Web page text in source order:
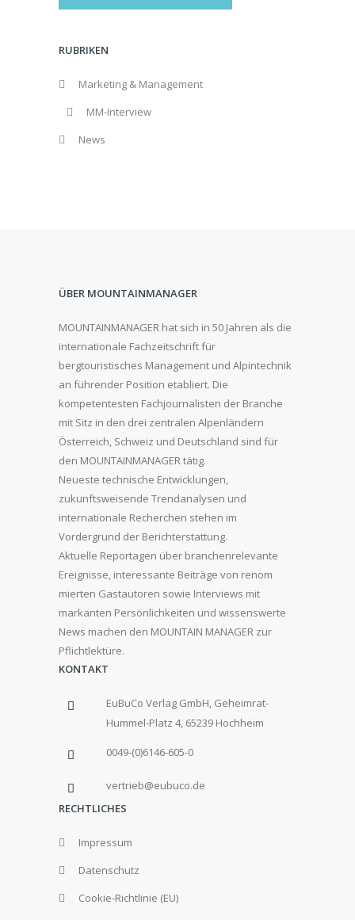
RUBRIKEN
Marketing & Management
MM-Interview
News
ÜBER MOUNTAINMANAGER
MOUNTAINMANAGER hat sich in 50 Jahren als die
internationale Fachzeitschrift für
bergtouristisches Management und Alpintechnik
an führender Position etabliert. Die
kompetentesten Fachjournalisten der Branche
mit Sitz in den drei zentralen Alpenländern
Österreich, Schweiz und Deutschland sind für
den MOUNTAINMANAGER tätig.
Neueste technische Entwicklungen,
zukunftsweisende Trendanalysen und
internationale Recherchen stehen im
Vordergrund der Berichterstattung.
Aktuelle Reportagen über branchenrelevante
Ereignisse, interessante Beiträge von renom
mierten Gastautoren sowie Interviews mit
markanten Persönlichkeiten und wissenswerte
News machen den MOUNTAIN MANAGER zur
Pflichtlektüre.
KONTAKT
EuBuCo Verlag GmbH, Geheimrat-
Hummel-Platz 4, 65239 Hochheim
0049-(0)6146-605-0
vertrieb@eubuco.de
RECHTLICHES
Impressum
Datenschutz
Cookie-Richtlinie (EU)